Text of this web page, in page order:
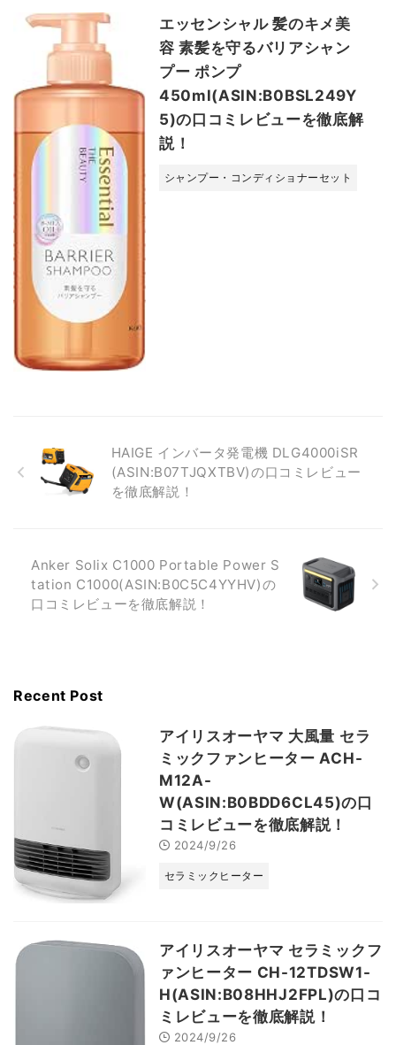
エッセンシャル 髪のキメ美
容 素髪を守るバリアシャン
プー ポンプ
450ml(ASIN:B0BSL249Y
5)の口コミレビューを徹底解
説！
シャンプー・コンディショナーセット
HAIGE インバータ発電機 DLG4000iSR
(ASIN:B07TJQXTBV)の口コミレビュー
を徹底解説！
Anker Solix C1000 Portable Power S
tation C1000(ASIN:B0C5C4YYHV)の
口コミレビューを徹底解説！
Recent Post
アイリスオーヤマ 大風量 セラ
ミックファンヒーター ACH-
M12A-
W(ASIN:B0BDD6CL45)の口
コミレビューを徹底解説！
2024/9/26
セラミックヒーター
アイリスオーヤマ セラミックフ
ァンヒーター CH-12TDSW1-
H(ASIN:B08HHJ2FPL)の口コ
ミレビューを徹底解説！
2024/9/26